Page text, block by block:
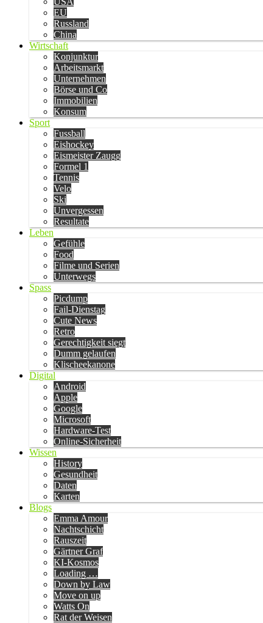
EU
Russland
China
Wirtschaft
Konjunktur
Arbeitsmarkt
Unternehmen
Börse und Co
Immobilien
Konsum
Sport
Fussball
Eishockey
Eismeister Zaugg
Formel 1
Tennis
Velo
Ski
Unvergessen
Resultate
Leben
Gefühle
Food
Filme und Serien
Unterwegs
Spass
Picdump
Fail-Dienstag
Cute News
Retro
Gerechtigkeit siegt
Dumm gelaufen
Klischeekanone
Digital
Android
Apple
Google
Microsoft
Hardware-Test
Online-Sicherheit
Wissen
History
Gesundheit
Daten
Karten
Blogs
Emma Amour
Nachtschicht
Rauszeit
Gärtner Graf
KI-Kosmos
Loading …
Down by Law
Move on up
Watts On
Rat der Weisen